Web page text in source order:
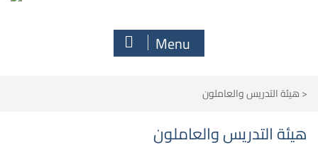
Menu
<هيئة التدريس والعاملون
هيئة التدريس والعاملون